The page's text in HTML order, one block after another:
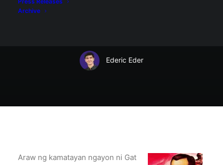
Archive Pagpaslang Kay
Ederic Eder
Araw ng kamatayan ngayon ni Gat